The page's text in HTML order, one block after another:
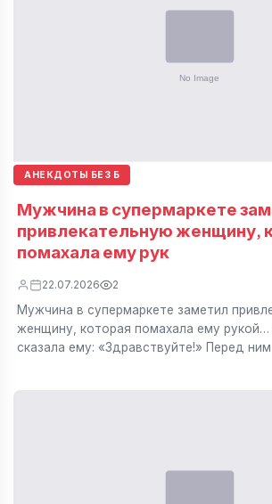
АНЕКДОТЫ БЕЗ Б
Мужчина в супермаркете
привлекательную женщину,
помахала ему рук
22.07.2026 2
Мужчина в супермаркете заметил
женщину, которая помахала ему рукой…
сказала ему: «Здравствуйте!» Перед